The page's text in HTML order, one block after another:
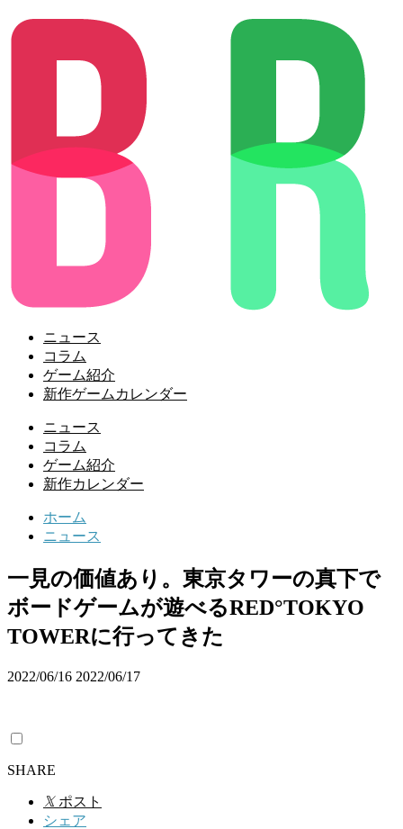
ニュース
コラム
ゲーム紹介
新作ゲームカレンダー
ニュース
コラム
ゲーム紹介
新作カレンダー
ホーム
ニュース
一見の価値あり。東京タワーの真下で
ボードゲームが遊べるRED°TOKYO
TOWERに行ってきた
2022/06/16 2022/06/17
SHARE
𝕏 ポスト
シェア